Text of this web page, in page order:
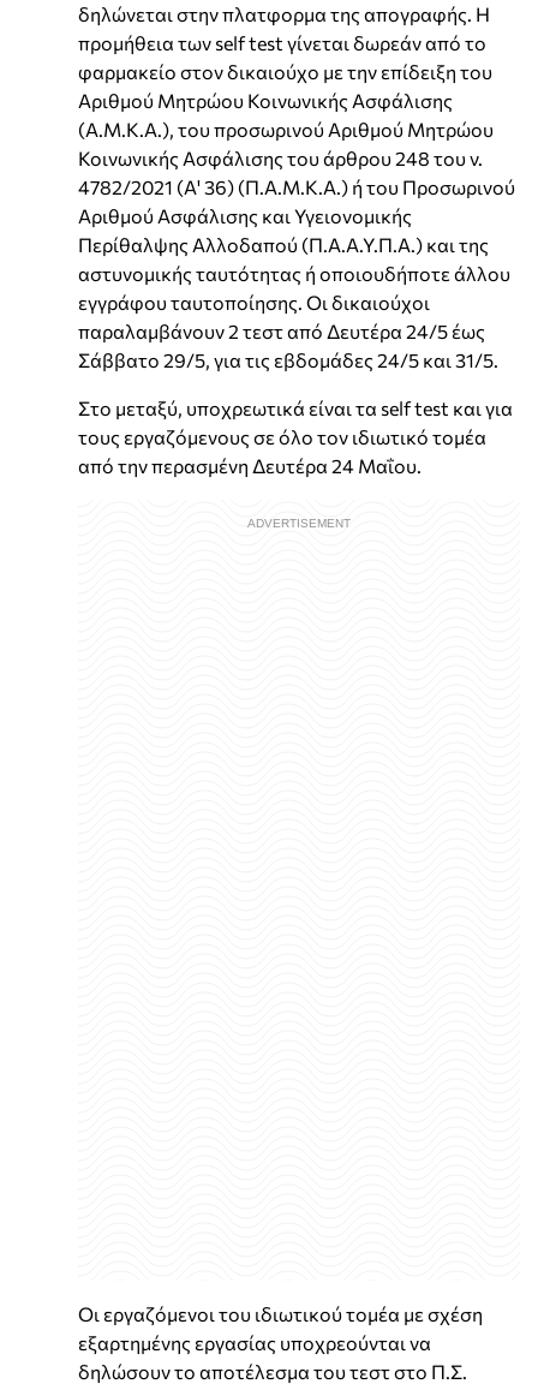
δηλώνεται στην πλατφορμα της απογραφής. Η
προμήθεια των self test γίνεται δωρεάν από το
φαρμακείο στον δικαιούχο με την επίδειξη του
Αριθμού Μητρώου Κοινωνικής Ασφάλισης
(Α.Μ.Κ.Α.), του προσωρινού Αριθμού Μητρώου
Κοινωνικής Ασφάλισης του άρθρου 248 του ν.
4782/2021 (Α' 36) (Π.Α.Μ.Κ.Α.) ή του Προσωρινού
Αριθμού Ασφάλισης και Υγειονομικής
Περίθαλψης Αλλοδαπού (Π.Α.Α.Υ.Π.Α.) και της
αστυνομικής ταυτότητας ή οποιουδήποτε άλλου
εγγράφου ταυτοποίησης. Οι δικαιούχοι
παραλαμβάνουν 2 τεστ από Δευτέρα 24/5 έως
Σάββατο 29/5, για τις εβδομάδες 24/5 και 31/5.
Στο μεταξύ, υποχρεωτικά είναι τα self test και για
τους εργαζόμενους σε όλο τον ιδιωτικό τομέα
από την περασμένη Δευτέρα 24 Μαΐου.
Οι εργαζόμενοι του ιδιωτικού τομέα με σχέση
εξαρτημένης εργασίας υποχρεούνται να
δηλώσουν το αποτέλεσμα του τεστ στο Π.Σ.